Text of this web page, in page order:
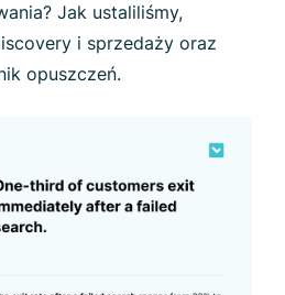
Jak ustaliliśmy,
i sprzedaży oraz
opuszczeń.